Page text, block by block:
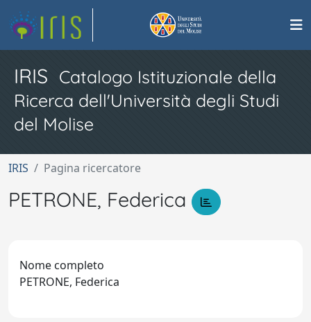
IRIS Catalogo Istituzionale della
Ricerca dell'Università degli Studi
del Molise
IRIS Pagina ricercatore
PETRONE, Federica
Nome completo
PETRONE, Federica